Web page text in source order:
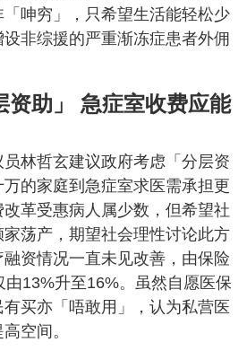
呻穷」，只希望生活能轻松少
非综援的严重渐冻症患者外佣
资助」 急症室收费应能
林哲玄建议政府考虑「分层资
的家庭到急症室求医需承担更
革受惠病人属少数，但希望社
荡产，期望社会理性讨论此方
资情况一直未见改善，由保险
13%升至16%。虽然自愿医保
买亦「唔敢用」，认为私营医
空间。